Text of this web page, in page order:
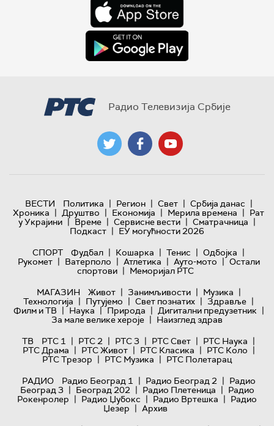
Радио Телевизија Србије
ВЕСТИ Политика | Регион | Свет | Србија данас |
Хроника | Друштво | Економија | Мерила времена | Рат
у Украјини | Време | Сервисне вести | Сматрачница |
Подкаст | ЕУ могућности 2026
СПОРТ
Фудбал | Кошарка | Тенис | Одбојка |
Рукомет | Ватерполо | Атлетика | Ауто-мото | Остали
спортови | Меморијал РТС
МАГАЗИН
Живот | Занимљивости | Музика |
Технологијa | Путујемо | Свет познатих | Здравље |
Филм и ТВ | Наука | Природа | Дигитални предузетник |
За мале велике хероје | Наизглед здрав
ТВ
РТС 1 | РТС 2 | РТС 3 | РТС Свет | РТС Наука |
РТС Драма | РТС Живот | РТС Класика | РТС Коло |
РТС Трезор | РТС Музика | РТС Полетарац
РАДИО
Радио Београд 1 | Радио Београд 2 | Радио
Београд 3 | Београд 202 | Радио Плетеница | Радио
Рокенролер | Радио Џубокс | Радио Вртешка | Радио
Џезер | Архив